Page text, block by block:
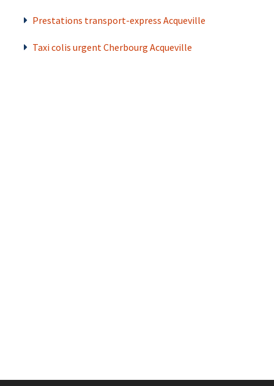
Prestations transport-express Acqueville
Taxi colis urgent Cherbourg Acqueville